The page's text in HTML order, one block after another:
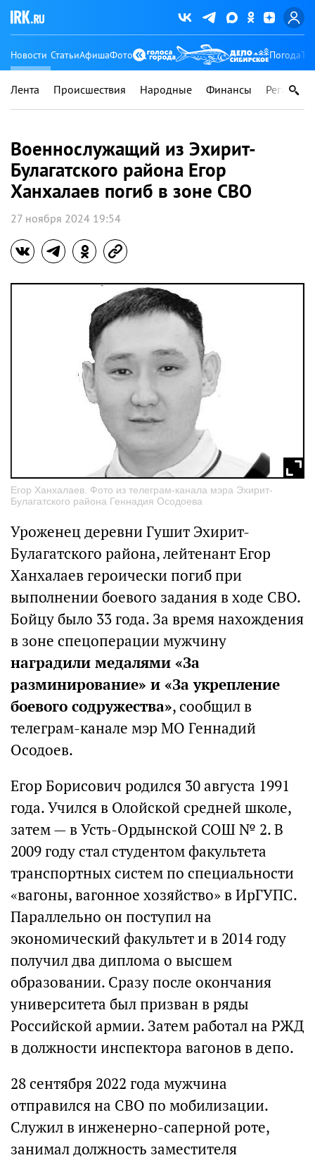
Новости СтатьиАфишаФото Погода
Лента Происшествия Народные Финансы Регионы
Военнослужащий из Эхирит-
Булагатского района Егор
Ханхалаев погиб в зоне СВО
27 ноября 2024 19:54
Егор Ханхалаев. Фото из телеграм-канала мэра Эхирит-
Булагатского района Геннадия Осодоева
Уроженец деревни Гушит Эхирит-
Булагатского района, лейтенант Егор
Ханхалаев героически погиб при
выполнении боевого задания в ходе СВО.
Бойцу было 33 года. За время нахождения
в зоне спецоперации мужчину
наградили медалями «За
разминирование» и «За укрепление
боевого содружества», сообщил в
телеграм-канале мэр МО Геннадий
Осодоев.
Егор Борисович родился 30 августа 1991
года. Учился в Олойской средней школе,
затем — в Усть-Ордынской СОШ № 2. В
2009 году стал студентом факультета
транспортных систем по специальности
«вагоны, вагонное хозяйство» в ИрГУПС.
Параллельно он поступил на
экономический факультет и в 2014 году
получил два диплома о высшем
образовании. Сразу после окончания
университета был призван в ряды
Российской армии. Затем работал на РЖД
в должности инспектора вагонов в депо.
28 сентября 2022 года мужчина
отправился на СВО по мобилизации.
Служил в инженерно-саперной роте,
занимал должность заместителя